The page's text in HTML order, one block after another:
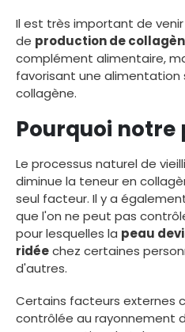
Il est très important de
de production de
complément alimentaire,
favorisant une alimentation
collagène.
Pourquoi notre
Le processus naturel de
diminue la teneur en
seul facteur. Il y a
que l'on ne peut pas
pour lesquelles la peau
ridéechez certaines
d'autres.
Certains facteurs externes
contrôlée au rayonnement